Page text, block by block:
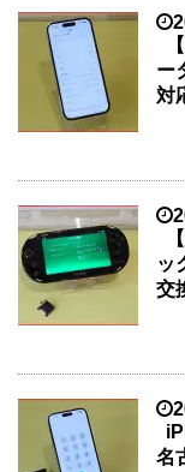
ー
対
ッ
交
名